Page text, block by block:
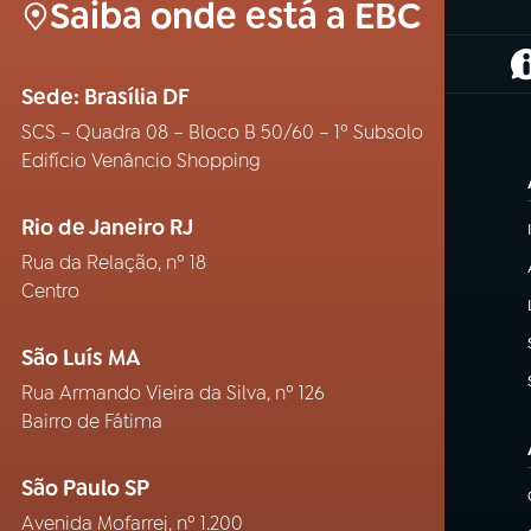
Saiba onde está a EBC
Sede: Brasília DF
SCS – Quadra 08 – Bloco B 50/60 – 1º Subsolo
Edifício Venâncio Shopping
Rio de Janeiro RJ
Rua da Relação, nº 18
Centro
São Luís MA
Rua Armando Vieira da Silva, nº 126
Bairro de Fátima
São Paulo SP
Avenida Mofarrej, nº 1.200